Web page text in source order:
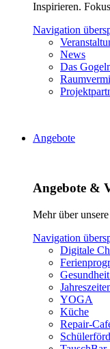
Inspirieren.
Navigation
News
Das
Angebote
Angebote &
Mehr über
Navigation
Digitale
YOGA
Küche
Repair-